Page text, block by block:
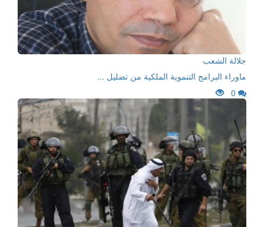
جلالة الشعب
ماوراء البرامج التنموية الملكية من تضليل ...
0